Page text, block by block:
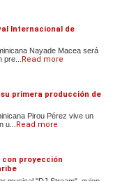
Internacional de
Nayade Macea será
Read more
primera producción de
Pirou Pérez vive un
u...
Read more
con proyección